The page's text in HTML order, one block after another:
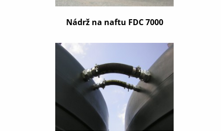
Nádrž na naftu FDC 7000